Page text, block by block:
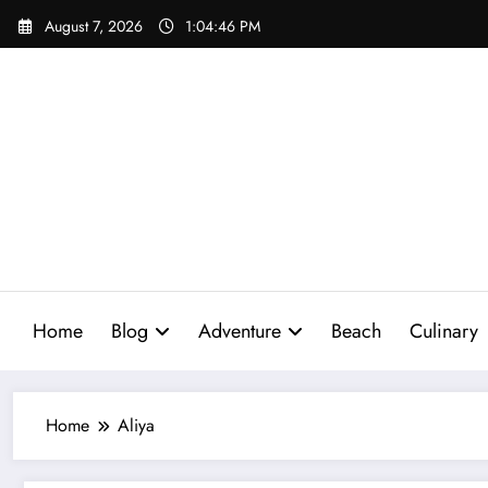
Skip
August 7, 2026 1:04:47 PM
Home Blog Adventure Beach Culinary
Home Aliya